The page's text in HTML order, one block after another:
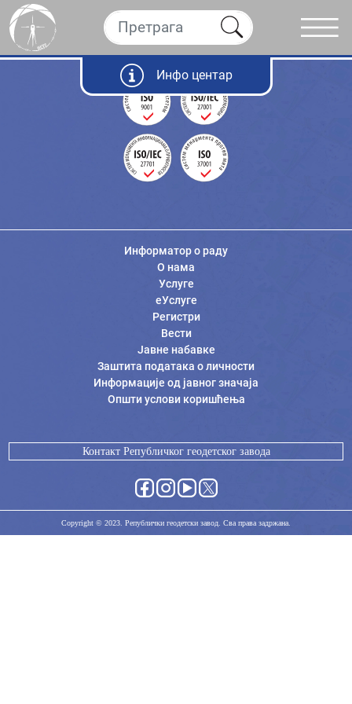
Инфо центар
Информатор о раду
О нама
Услуге
еУслуге
Регистри
Вести
Јавне набавке
Заштита података о личности
Информације од јавног значаја
Општи услови коришћења
Контакт Републичког геодетског завода
Copyright © 2023. Републички геодетски завод. Сва права задржана.